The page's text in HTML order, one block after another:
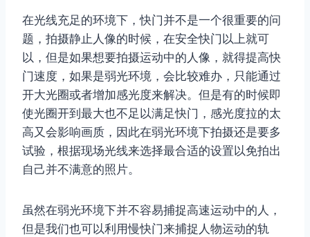
在光线充足的环境下，快门并不是一个很重要的问
题，拍摄静止人像的时候，在安全快门以上就可
以，但是如果想要拍摄运动中的人像，就得提高快
门速度，如果是弱光环境，会比较难办，只能通过
开大光圈或者增加感光度来解决。但是有的时候即
使光圈开到最大也不足以满足快门，感光度拉的太
高又会影响画质，因此在弱光环境下拍摄还是要多
试验，根据现场光线来选择最合适的设置以免拍出
自己并不满意的照片。
虽然在弱光环境下并不容易捕捉高速运动中的人，
但是我们也可以利用慢快门来捕捉人物运动的轨